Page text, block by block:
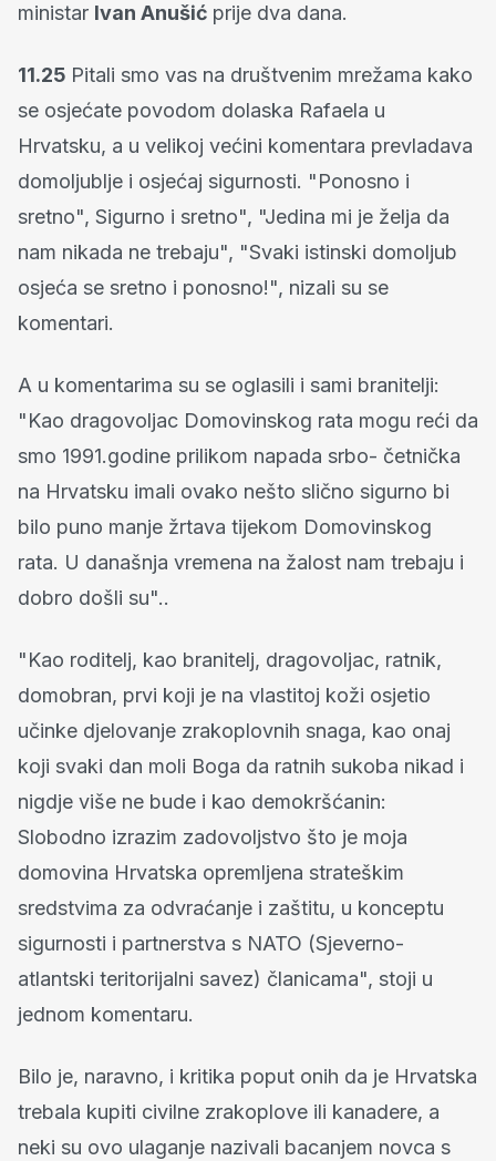
ministar Ivan Anušić prije dva dana.
11.25 Pitali smo vas na društvenim mrežama kako
se osjećate povodom dolaska Rafaela u
Hrvatsku, a u velikoj većini komentara prevladava
domoljublje i osjećaj sigurnosti. "Ponosno i
sretno", Sigurno i sretno", "Jedina mi je želja da
nam nikada ne trebaju", "Svaki istinski domoljub
osjeća se sretno i ponosno!", nizali su se
komentari.
A u komentarima su se oglasili i sami branitelji:
"Kao dragovoljac Domovinskog rata mogu reći da
smo 1991.godine prilikom napada srbo- četnička
na Hrvatsku imali ovako nešto slično sigurno bi
bilo puno manje žrtava tijekom Domovinskog
rata. U današnja vremena na žalost nam trebaju i
dobro došli su"..
"Kao roditelj, kao branitelj, dragovoljac, ratnik,
domobran, prvi koji je na vlastitoj koži osjetio
učinke djelovanje zrakoplovnih snaga, kao onaj
koji svaki dan moli Boga da ratnih sukoba nikad i
nigdje više ne bude i kao demokršćanin:
Slobodno izrazim zadovoljstvo što je moja
domovina Hrvatska opremljena strateškim
sredstvima za odvraćanje i zaštitu, u konceptu
sigurnosti i partnerstva s NATO (Sjeverno-
atlantski teritorijalni savez) članicama", stoji u
jednom komentaru.
Bilo je, naravno, i kritika poput onih da je Hrvatska
trebala kupiti civilne zrakoplove ili kanadere, a
neki su ovo ulaganje nazivali bacanjem novca s